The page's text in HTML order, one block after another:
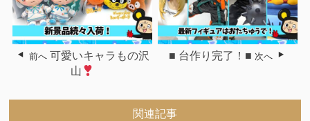
前へ 可愛いキャラもの沢
山
■ 台作り完了！■ 次へ
関連記事